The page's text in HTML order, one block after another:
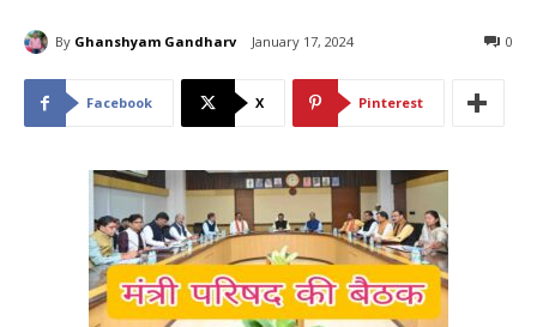
By Ghanshyam Gandharv January 17, 2024 0
Facebook X Pinterest